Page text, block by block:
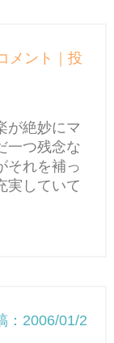
メント｜投
が絶妙にマ
一つ残念な
それを補っ
実していて
：2006/01/2